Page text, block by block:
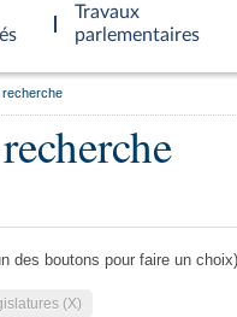
Travaux
parlementaires
recherche
des boutons pour faire un choix)
(X)